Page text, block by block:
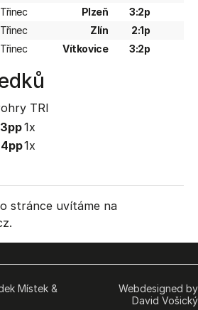
Třinec Plzeň
3:2p
Třinec Zlín
2:1p
Třinec Vítkovice 3:2p
TRI
1x
1x
stránce uvítáme na
Místek &
Webdesigned by
David Vošický